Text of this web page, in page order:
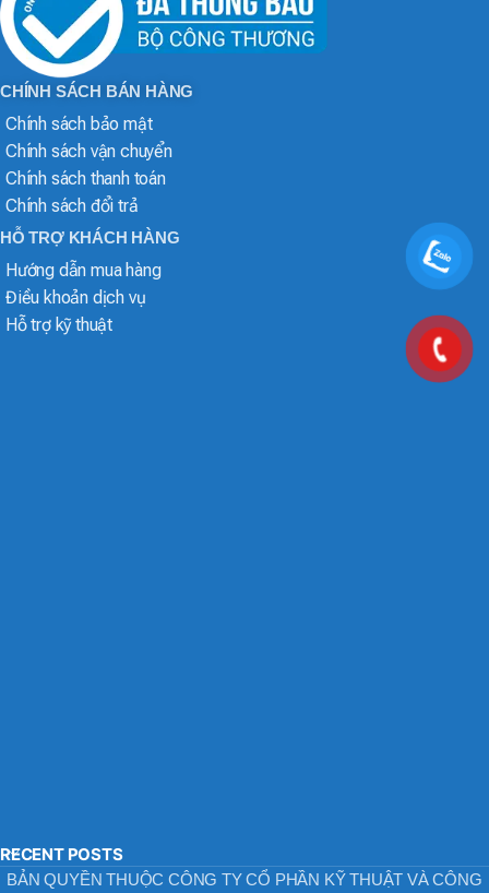
CHÍNH SÁCH BÁN HÀNG
Chính sách bảo mật
Chính sách vận chuyển
Chính sách thanh toán
Chính sách đổi trả
HỖ TRỢ KHÁCH HÀNG
Hướng dẫn mua hàng
Điều khoản dịch vụ
Hỗ trợ kỹ thuật
RECENT POSTS
BẢN QUYỀN THUỘC CÔNG TY CỔ PHẦN KỸ THUẬT VÀ CÔNG